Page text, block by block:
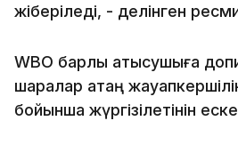
жіберіледі, - делінген
WBO барлық қатысушыға
шаралар қатаң
бойынша жүргізілетінін